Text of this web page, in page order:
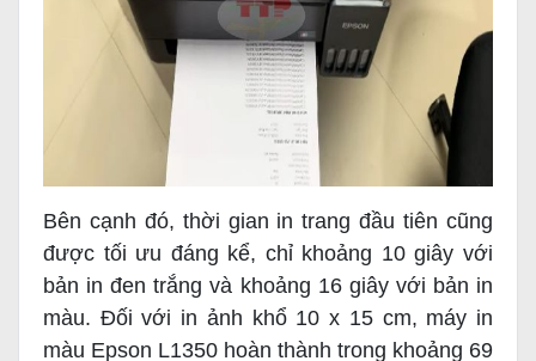
Bên cạnh đó, thời gian in trang đầu tiên cũng
được tối ưu đáng kể, chỉ khoảng 10 giây với
bản in đen trắng và khoảng 16 giây với bản in
màu. Đối với in ảnh khổ 10 x 15 cm, máy in
màu Epson L1350 hoàn thành trong khoảng 69